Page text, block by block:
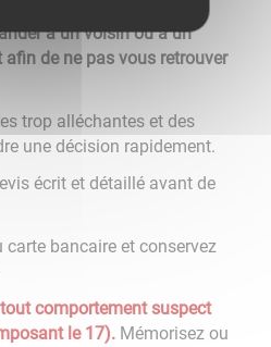
à un voisin ou à un
afin de ne pas vous retrouver
trop alléchantes et des
une décision rapidement.
écrit et détaillé avant de
carte bancaire et conservez
comportement suspect
le 17). Mémorisez ou